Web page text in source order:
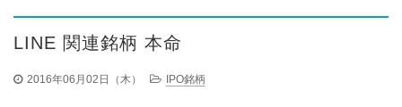
LINE 関連銘柄 本命
2016年06月02日（木） IPO銘柄